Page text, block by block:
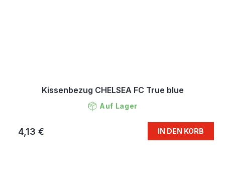
Kissenbezug CHELSEA FC True blue
Auf Lager
4,13 € IN DEN KORB